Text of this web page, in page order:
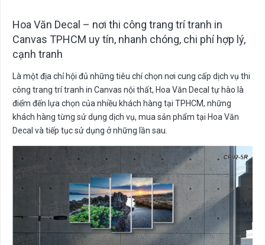
Hoa Văn Decal – nơi thi công trang trí tranh in
Canvas TPHCM uy tín, nhanh chóng, chi phí hợp lý,
cạnh tranh
Là một địa chỉ hội đủ những tiêu chí chọn nơi cung cấp dịch vụ thi
công trang trí tranh in Canvas nội thất, Hoa Văn Decal tự hào là
điểm đến lựa chọn của nhiều khách hàng tại TPHCM, những
khách hàng từng sử dụng dịch vụ, mua sản phẩm tại Hoa Văn
Decal và tiếp tục sử dụng ở những lần sau.